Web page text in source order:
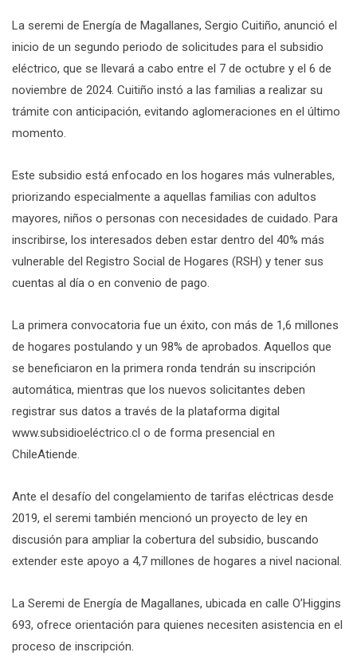
La seremi de Energía de Magallanes, Sergio Cuitiño, anunció el
inicio de un segundo periodo de solicitudes para el subsidio
eléctrico, que se llevará a cabo entre el 7 de octubre y el 6 de
noviembre de 2024. Cuitiño instó a las familias a realizar su
trámite con anticipación, evitando aglomeraciones en el último
momento.
Este subsidio está enfocado en los hogares más vulnerables,
priorizando especialmente a aquellas familias con adultos
mayores, niños o personas con necesidades de cuidado. Para
inscribirse, los interesados deben estar dentro del 40% más
vulnerable del Registro Social de Hogares (RSH) y tener sus
cuentas al día o en convenio de pago.
La primera convocatoria fue un éxito, con más de 1,6 millones
de hogares postulando y un 98% de aprobados. Aquellos que
se beneficiaron en la primera ronda tendrán su inscripción
automática, mientras que los nuevos solicitantes deben
registrar sus datos a través de la plataforma digital
www.subsidioeléctrico.cl o de forma presencial en
ChileAtiende.
Ante el desafío del congelamiento de tarifas eléctricas desde
2019, el seremi también mencionó un proyecto de ley en
discusión para ampliar la cobertura del subsidio, buscando
extender este apoyo a 4,7 millones de hogares a nivel nacional.
La Seremi de Energía de Magallanes, ubicada en calle O’Higgins
693, ofrece orientación para quienes necesiten asistencia en el
proceso de inscripción.